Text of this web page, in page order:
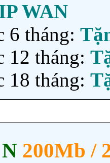
WAN
6 tháng:
12 tháng:
18 tháng:
200Mb /